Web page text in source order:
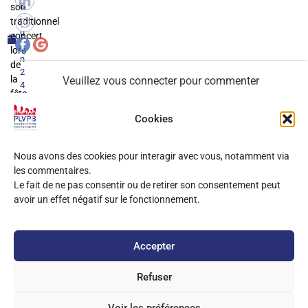
Cookies
Nous avons des cookies pour interagir avec vous, notamment via
les commentaires.
Le fait de ne pas consentir ou de retirer son consentement peut
avoir un effet négatif sur le fonctionnement.
Accepter
Refuser
0
j
u
i
n
2
4
son
traditionnel
concert
lors
de
la
fête
de
la
Veuillez vous connecter pour commenter
0COMMENTAIRES
Site développé sur Wordpress / Elementor